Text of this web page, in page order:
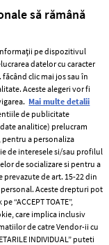
si conditii
de
cookies
să rămână
pe dispozitivul
datelor cu caracter
clic mai jos sau în
Aceste alegeri vor fi
Mai multe detalii
de publicitate
analitice) prelucram
a personaliza
de interesele si/sau profilul
de socializare si pentru a
de art. 15-22 din
personal. Aceste drepturi pot
“ACCEPT TOATE”,
care implica inclusiv
de catre Vendor-ii cu
INDIVIDUAL” puteti